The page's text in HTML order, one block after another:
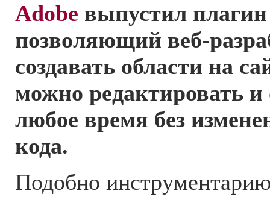
Adobe выпустил
позволяющий веб-
создавать области на
можно редактировать и
любое время без
кода.
Подобно